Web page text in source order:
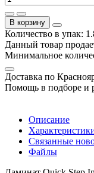
В корзину
Количество в упак:
Данный товар
Минимальное
Доставка по
Помощь в подборе и
Описание
Связанные
Файлы